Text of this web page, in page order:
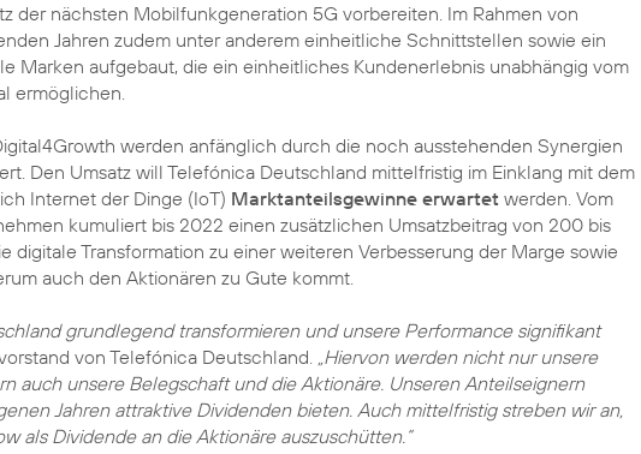
der nächsten Mobilfunkgeneration 5G vorbereiten. Im Rahmen von
Jahren zudem unter anderem einheitliche Schnittstellen sowie ein
Marken aufgebaut, die ein einheitliches Kundenerlebnis unabhängig vom
ermöglichen.
werden anfänglich durch die noch ausstehenden Synergien
Den Umsatz will Telefónica Deutschland mittelfristig im Einklang mit dem
Internet der Dinge (IoT) Marktanteilsgewinne erwartet werden. Vom
kumuliert bis 2022 einen zusätzlichen Umsatzbeitrag von 200 bis
digitale Transformation zu einer weiteren Verbesserung der Marge sowie
auch den Aktionären zu Gute kommt.
grundlegend transformieren und unsere Performance signifikant
von Telefónica Deutschland. „Hiervon werden nicht nur unsere
auch unsere Belegschaft und die Aktionäre. Unseren Anteilseignern
Jahren attraktive Dividenden bieten. Auch mittelfristig streben wir an,
als Dividende an die Aktionäre auszuschütten.“